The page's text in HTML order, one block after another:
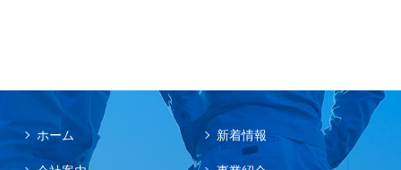
ホーム 新着情報